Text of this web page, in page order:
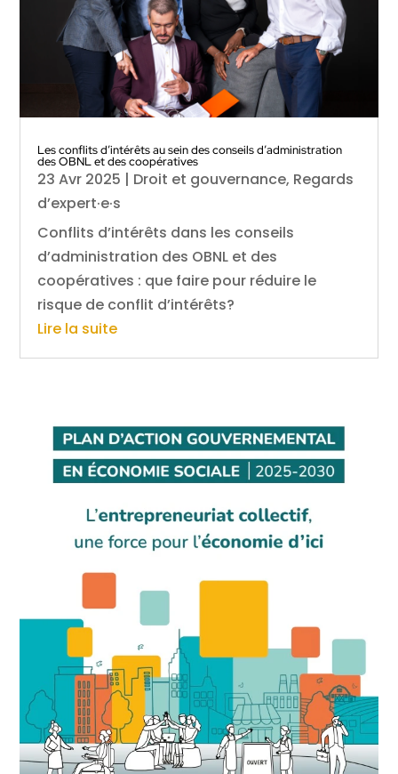
Les conflits d’intérêts au sein des conseils d’administration
des OBNL et des coopératives
23 Avr 2025 | Droit et gouvernance, Regards
d’expert·e·s
Conflits d’intérêts dans les conseils
d’administration des OBNL et des
coopératives : que faire pour réduire le
risque de conflit d’intérêts?
Lire la suite